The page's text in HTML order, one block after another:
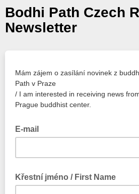
Bodhi Path Czech
Newsletter
Mám zájem o zasílání novinek z
Path v Praze
/ I am interested in receiving news
Prague buddhist center.
E-mail
Křestní jméno / First Name